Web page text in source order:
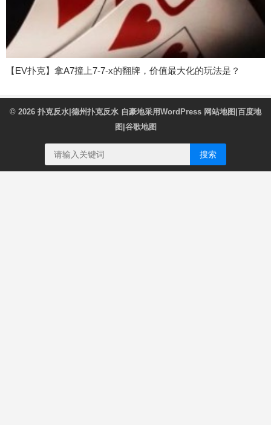
【EV扑克】拿A7撞上7-7-x的翻牌，价值最大化的玩法是？
© 2026 扑克反水|德州扑克反水 自豪地采用WordPress 网站地图 百度地
图 谷歌地图
搜索